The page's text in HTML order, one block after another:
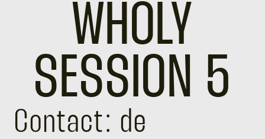
WHOLY
SESSION 5
Contact: de